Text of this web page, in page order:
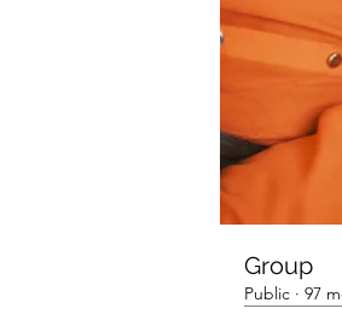
Group
Public · 97